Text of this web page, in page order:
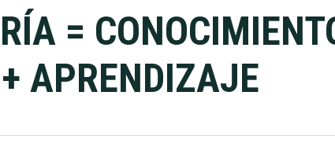
=
APRENDIZAJE